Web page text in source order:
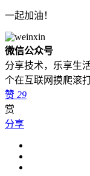
一起加油！
微信公众号
分享技术，乐享生
个在互联网摸爬滚
赞 29
赏
分享